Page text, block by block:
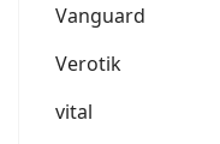
Vanguard
Verotik
vital